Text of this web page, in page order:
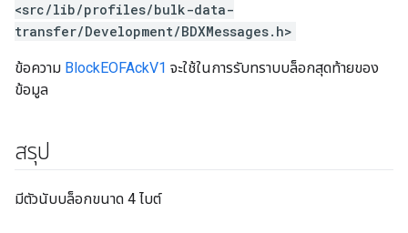
<src/lib/profiles/bulk-data-
transfer/Development/BDXMessages.h>
ข้อความ BlockEOFAckV1 จะใช้ในการรับทราบบล็อกสุดท้ายของ
ข้อมูล
สรุป
มีตัวนับบล็อกขนาด 4 ไบต์